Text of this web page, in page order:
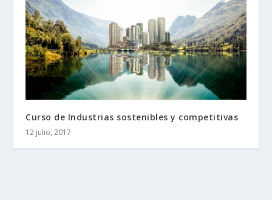
Curso de Industrias sostenibles y competitivas
12 julio, 2017